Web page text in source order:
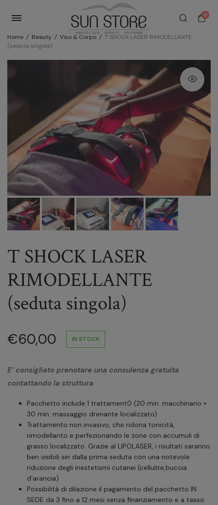
0
Home / Beauty / Viso & Corpo / T SHOCK LASER RIMODELLANTE
(seduta singola)
T SHOCK LASER
RIMODELLANTE
(seduta singola)
€60,00 IN STOCK
E’ consigliato prenotare una consulenza gratuita
contattando la struttura
Pacchetto include 1 trattament0 (20 min. macchinario +
30 min. massaggio drenante localizzato)
Trattamento non invasivo, che ridona tonicità,
rimodellanto e perfezionando le zone con accumuli di
grasso localizzato. Grazie al LIPOLASER, i risultati saranno
ben visibili sin dalla prima seduta con una notevole
riduzione degli inestetismi cutanei (cellulite,buccia
d’arancia)
Possibilità di dilazione il pagamento del pacchetto IN
SEDE da 3 fino a 12 mesi senza finanziamento e a tasso